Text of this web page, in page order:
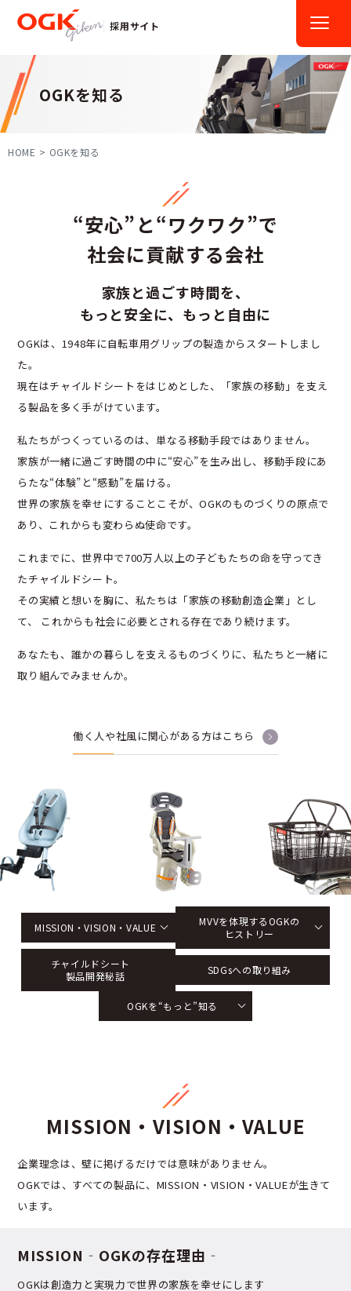
採用サイト
OGKを知る
HOME OGKを知る
“安心”と“ワクワク”で
社会に貢献する会社
家族と過ごす時間を、
もっと安全に、もっと自由に
OGKは、1948年に自転車用グリップの製造からスタートしまし
た。
現在はチャイルドシートをはじめとした、「家族の移動」を支え
る製品を多く手がけています。
私たちがつくっているのは、単なる移動手段ではありません。
家族が一緒に過ごす時間の中に“安心”を生み出し、移動手段にあ
らたな“体験”と“感動”を届ける。
世界の家族を幸せにすることこそが、OGKのものづくりの原点で
あり、これからも変わらぬ使命です。
これまでに、世界中で700万人以上の子どもたちの命を守ってき
たチャイルドシート。
その実績と想いを胸に、私たちは「家族の移動創造企業」とし
て、
これからも社会に必要とされる存在であり続けます。
あなたも、誰かの暮らしを支えるものづくりに、私たちと一緒に
取り組んでみませんか。
働く人や社風に関心がある方はこちら
MISSION・VISION・VALUE
MVVを体現するOGKの
ヒストリー
チャイルドシート
製品開発秘話
SDGsへの取り組み
OGKを“もっと”知る
MISSION・VISION・VALUE
企業理念は、壁に掲げるだけでは意味がありません。
OGKでは、すべての製品に、MISSION・VISION・VALUEが生きて
います。
MISSION ‐OGKの存在理由‐
OGKは創造力と実現力で世界の家族を幸せにします